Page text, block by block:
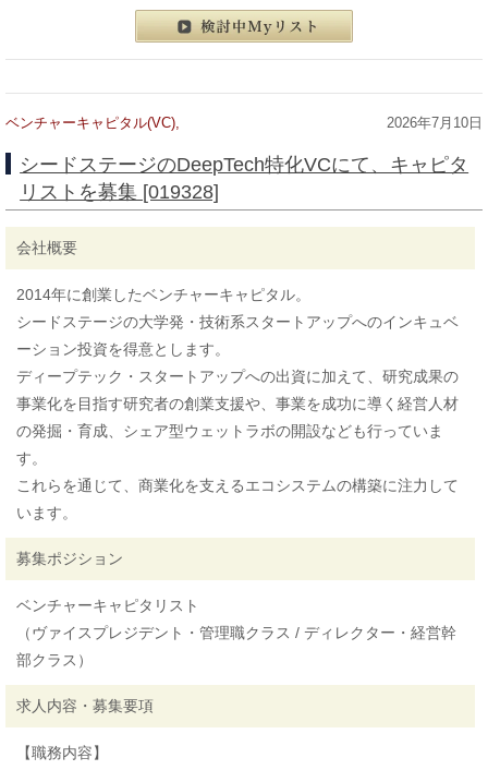
この案件にエントリーする
検討中マイリスト
ベンチャーキャピタル(VC), 2026年7月10日
シードステージのDeepTech特化VCにて、キャピタ
リストを募集 [019328]
会社概要
2014年に創業したベンチャーキャピタル。
シードステージの大学発・技術系スタートアップへのインキュベ
ーション投資を得意とします。
ディープテック・スタートアップへの出資に加えて、研究成果の
事業化を目指す研究者の創業支援や、事業を成功に導く経営人材
の発掘・育成、シェア型ウェットラボの開設なども行っていま
す。
これらを通じて、商業化を支えるエコシステムの構築に注力して
います。
募集ポジション
ベンチャーキャピタリスト
（ヴァイスプレジデント・管理職クラス / ディレクター・経営幹
部クラス）
求人内容・募集要項
【職務内容】